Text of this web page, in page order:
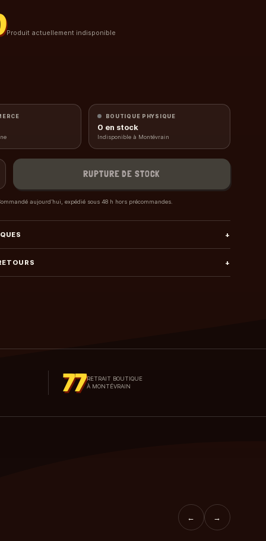
Produit actuellement indisponible
BOUTIQUE PHYSIQUE
0 en stock
Indisponible à Montévrain
RUPTURE DE STOCK
aujourd’hui, expédié sous 48 h hors précommandes.
+
+
77RETRAIT BOUTIQUE
À MONTÉVRAIN
← →